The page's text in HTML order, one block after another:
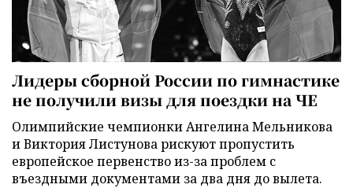
Лидеры сборной России по гимнастике
не получили визы для поездки на ЧЕ
Олимпийские чемпионки Ангелина Мельникова
и Виктория Листунова рискуют пропустить
европейское первенство из-за проблем с
въездными документами за два дня до вылета.